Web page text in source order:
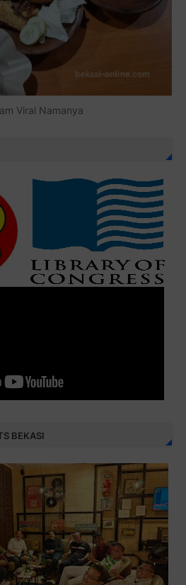
Viral Namanya
BEKASI